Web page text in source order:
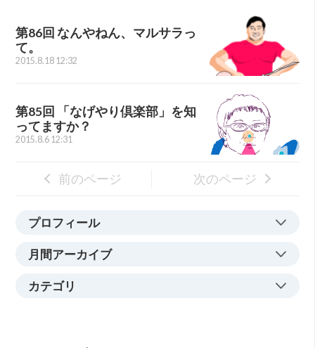
第86回 なんやねん、マルサラっ
て。
2015.8.18 12:32
第85回 「なげやり倶楽部」を知
ってますか？
2015.8.6 12:31
前のページ 次のページ
プロフィール
月間アーカイブ
カテゴリ